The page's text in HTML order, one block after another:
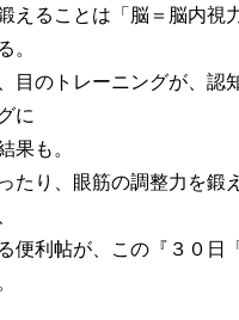
えることは「脳＝脳内視
。
目のトレーニングが、認
に
果も。
たり、眼筋の調整力を鍛
便利帖が、この『３０日